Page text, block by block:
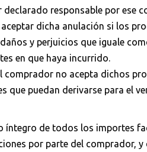
responsable por ese
dicha anulación si los
y perjuicios que iguale
en que haya incurrido.
comprador no acepta dichos
que puedan derivarse para el
íntegro de todos los importes
por parte del comprador, y